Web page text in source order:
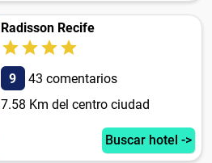
Radisson Recife
9
43 comentarios
7.58 Km del centro ciudad
Buscar hotel ->